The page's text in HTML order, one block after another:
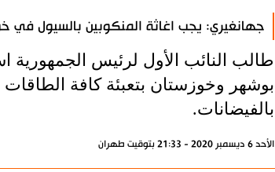
جهانغيري: يجب اغاثة المنكوبين بالسيول في
طالب النائب الأول لرئيس
بوشهر وخوزستان بتعبئة كافة الطاقات
بالفيضانات.
الأحد 6 ديسمبر 2020 - 21:33 بتوقيت طهران